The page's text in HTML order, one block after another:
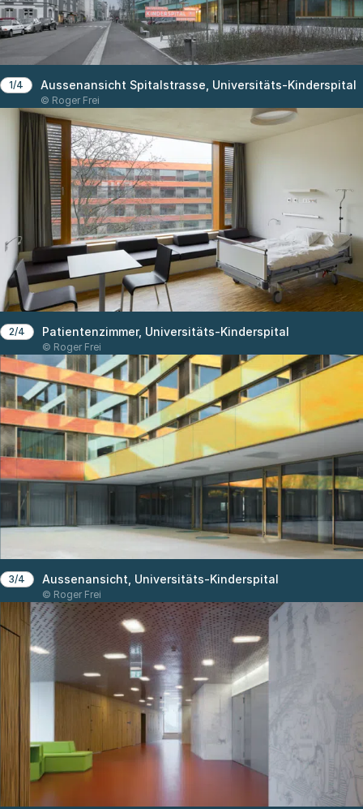
1/4 Aussenansicht Spitalstrasse, Universitäts-Kinderspital
© Roger Frei
2/4 Patientenzimmer, Universitäts-Kinderspital
© Roger Frei
3/4 Aussenansicht, Universitäts-Kinderspital
© Roger Frei